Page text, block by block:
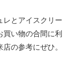
レとアイスクリー
い物の合間に利
の参考にぜひ。